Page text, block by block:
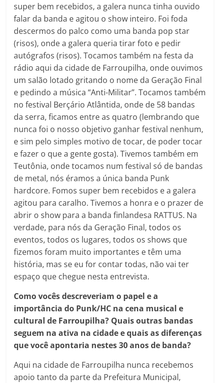
super bem recebidos, a galera nunca tinha ouvido
falar da banda e agitou o show inteiro. Foi foda
descermos do palco como uma banda pop star
(risos), onde a galera queria tirar foto e pedir
autógrafos (risos). Tocamos também na festa da
rádio aqui da cidade de Farroupilha, onde ouvimos
um salão lotado gritando o nome da Geração Final
e pedindo a música “Anti-Militar”. Tocamos também
no festival Berçário Atlântida, onde de 58 bandas
da serra, ficamos entre as quatro (lembrando que
nunca foi o nosso objetivo ganhar festival nenhum,
e sim pelo simples motivo de tocar, de poder tocar
e fazer o que a gente gosta). Tivemos também em
Teutônia, onde tocamos num festival só de bandas
de metal, nós éramos a única banda Punk
hardcore. Fomos super bem recebidos e a galera
agitou para caralho. Tivemos a honra e o prazer de
abrir o show para a banda finlandesa RATTUS. Na
verdade, para nós da Geração Final, todos os
eventos, todos os lugares, todos os shows que
fizemos foram muito importantes e têm uma
história, mas se eu for contar todas, não vai ter
espaço que chegue nesta entrevista.
Como vocês descreveriam o papel e a
importância do Punk/HC na cena musical e
cultural de Farroupilha? Quais outras bandas
seguem na ativa na cidade e quais as diferenças
que você apontaria nestes 30 anos de banda?
Aqui na cidade de Farroupilha nunca recebemos
apoio tanto da parte da Prefeitura Municipal,